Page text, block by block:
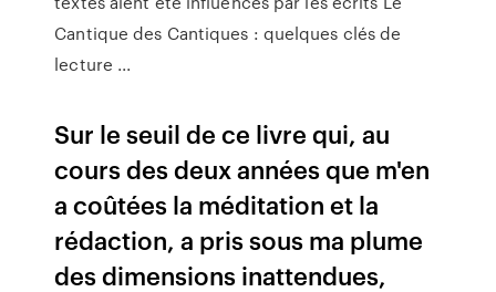
Cantique des Cantiques : quelques clés de
lecture ...
Sur le seuil de ce livre qui, au
cours des deux années que m'en
a coûtées la méditation et la
rédaction, a pris sous ma plume
des dimensions inattendues,